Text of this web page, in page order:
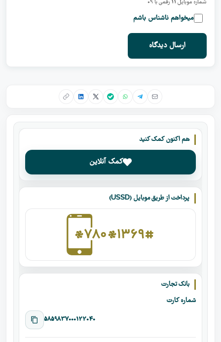
شماره موبایل 11 رقمی با 09
میخواهم ناشناس باشم
ارسال دیدگاه
هم اکنون کمک کنید
کمک آنلاین
پرداخت از طریق موبایل (USSD)
بانک تجارت
شماره کارت
5859837000122040